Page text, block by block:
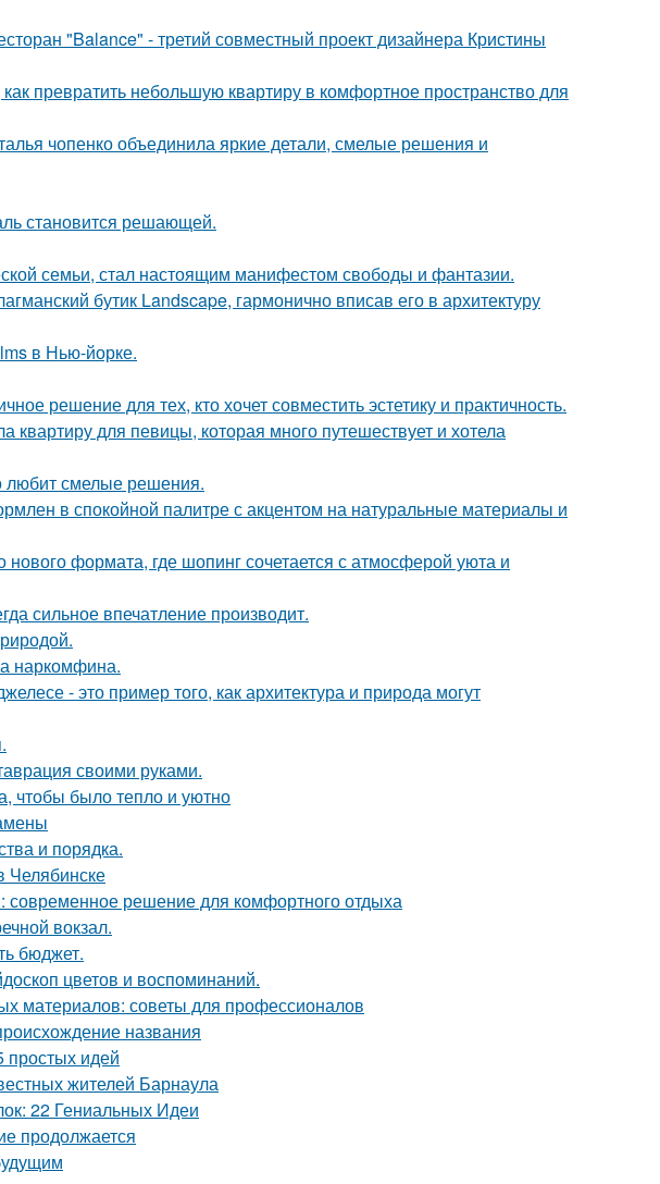
"Balance" - третий совместный проект дизайнера Кристины
превратить небольшую квартиру в комфортное пространство для
чопенко объединила яркие детали, смелые решения и
становится решающей.
семьи, стал настоящим манифестом свободы и фантазии.
бутик Landscape, гармонично вписав его в архитектуру
в Нью-йорке.
решение для тех, кто хочет совместить эстетику и практичность.
для певицы, которая много путешествует и хотела
любит смелые решения.
в спокойной палитре с акцентом на натуральные материалы и
нового формата, где шопинг сочетается с атмосферой уюта и
сильное впечатление производит.
наркомфина.
- это пример того, как архитектура и природа могут
своими руками.
чтобы было тепло и уютно
и порядка.
Челябинске
современное решение для комфортного отдыха
вокзал.
бюджет.
цветов и воспоминаний.
материалов: советы для профессионалов
названия
простых идей
жителей Барнаула
22 Гениальных Идеи
продолжается